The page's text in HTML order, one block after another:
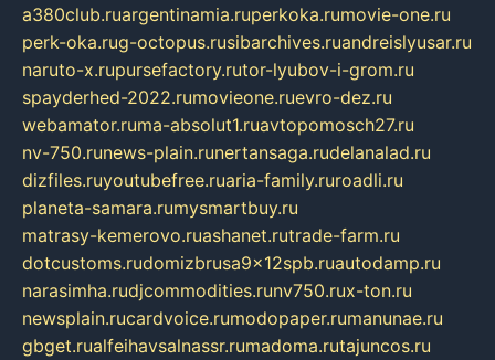
a380club.ruargentinamia.ruperkoka.rumovie-one.ru
perk-oka.rug-octopus.rusibarchives.ruandreislyusar.ru
naruto-x.rupursefactory.rutor-lyubov-i-grom.ru
spayderhed-2022.rumovieone.ruevro-dez.ru
webamator.ruma-absolut1.ruavtopomosch27.ru
nv-750.runews-plain.runertansaga.rudelanalad.ru
dizfiles.ruyoutubefree.ruaria-family.ruroadli.ru
planeta-samara.rumysmartbuy.ru
matrasy-kemerovo.ruashanet.rutrade-farm.ru
dotcustoms.rudomizbrusa9x12spb.ruautodamp.ru
narasimha.rudjcommodities.runv750.rux-ton.ru
newsplain.rucardvoice.rumodopaper.rumanunae.ru
gbget.rualfeihavsalnassr.rumadoma.rutajuncos.ru